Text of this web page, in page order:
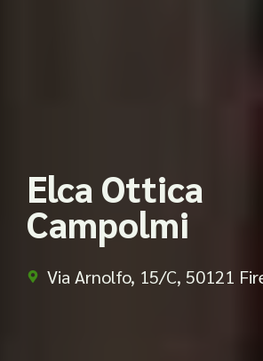
Elca Ottica
Campolmi
Via Arnolfo, 15/C, 50121